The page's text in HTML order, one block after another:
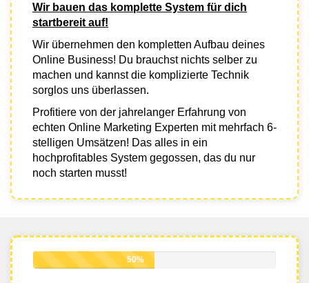
Wir bauen das komplette System für dich
startbereit auf!
Wir übernehmen den kompletten Aufbau deines
Online Business! Du brauchst nichts selber zu
machen und kannst die komplizierte Technik
sorglos uns überlassen.
Profitiere von der jahrelanger Erfahrung von
echten Online Marketing Experten mit mehrfach 6-
stelligen Umsätzen! Das alles in ein
hochprofitables System gegossen, das du nur
noch starten musst!
50%